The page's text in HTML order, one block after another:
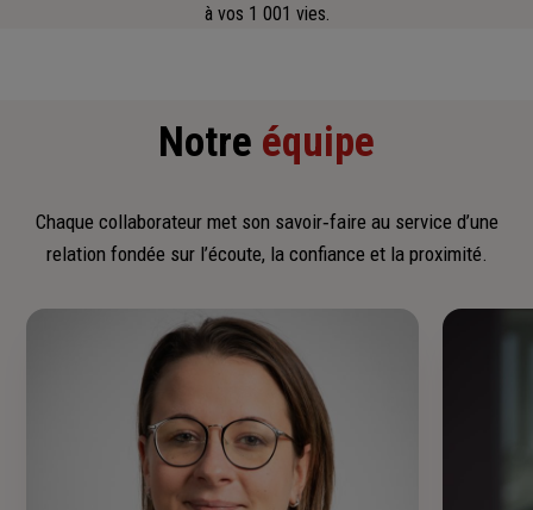
à vos 1 001 vies.
Notre équipe
Chaque collaborateur met son savoir‑faire au service d’une
relation fondée sur l’écoute, la confiance et la proximité.